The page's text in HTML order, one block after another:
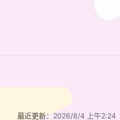
最近更新： 2026/8/4 上午2:24